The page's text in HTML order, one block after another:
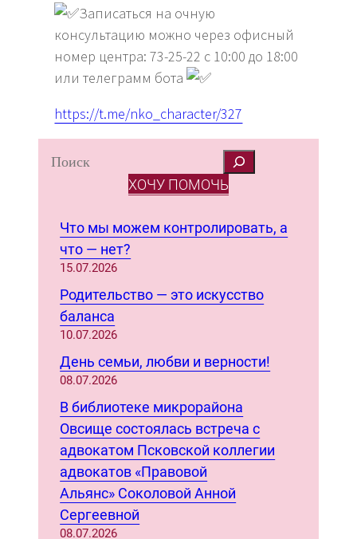
Записаться на очную
консультацию можно через офисный
номер центра: 73-25-22 с 10:00 до 18:00
или телеграмм бота
https://t.me/nko_character/327
S
ХОЧУ ПОМОЧЬ
Что мы можем контролировать, а
что — нет?
15.07.2026
Родительство — это искусство
баланса
10.07.2026
День семьи, любви и верности!
08.07.2026
В библиотеке микрорайона
Овсище состоялась встреча с
адвокатом Псковской коллегии
адвокатов «Правовой
Альянс» Соколовой Анной
Сергеевной
08.07.2026